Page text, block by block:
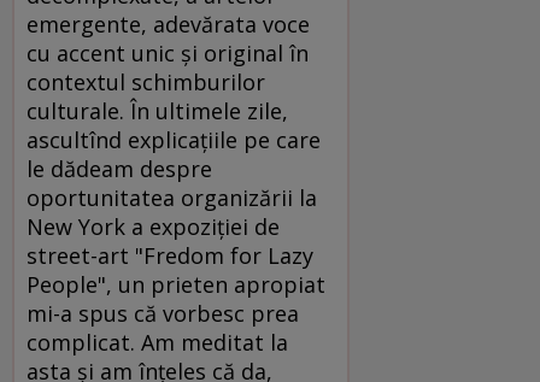
emergente, adevărata voce
cu accent unic şi original în
contextul schimburilor
culturale. În ultimele zile,
ascultînd explicaţiile pe care
le dădeam despre
oportunitatea organizării la
New York a expoziţiei de
street-art "Fredom for Lazy
People", un prieten apropiat
mi-a spus că vorbesc prea
complicat. Am meditat la
asta şi am înţeles că da,